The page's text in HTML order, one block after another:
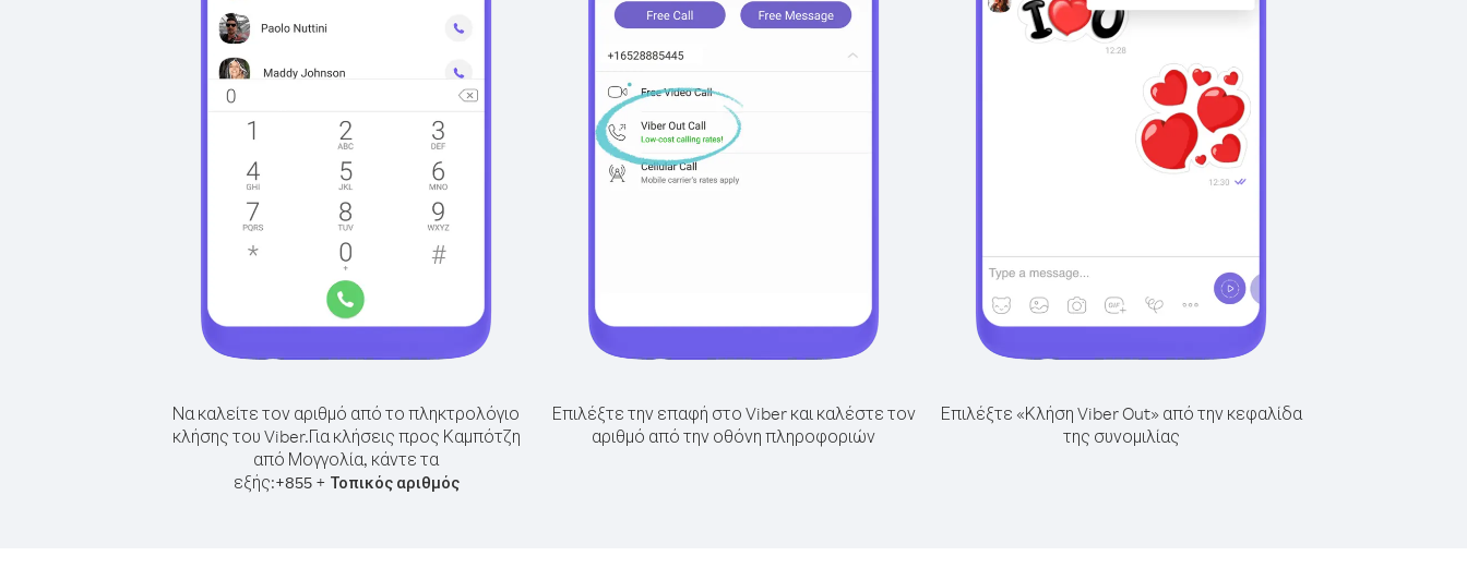
Να καλείτε τον αριθμό από το πληκτρολόγιο
κλήσης του Viber.Για κλήσεις προς Καμπότζη
από Μογγολία, κάντε τα
εξής:+855+ Τοπικός αριθμός
Επιλέξτε την επαφή στο Viber και καλέστε τον
αριθμό από την οθόνη πληροφοριών
Επιλέξτε «Κλήση Viber Out» από την κεφαλίδα
της συνομιλίας